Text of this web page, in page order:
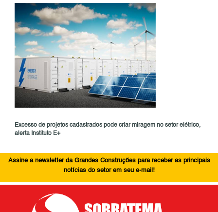
Excesso de projetos cadastrados pode criar miragem no setor elétrico,
alerta Instituto E+
Assine a newsletter da Grandes Construções para receber as principais
notícias do setor em seu e-mail!